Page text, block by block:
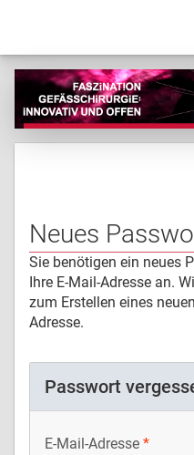
Neues
Sie benötigen ein neues
Ihre E-Mail-Adresse an.
zum Erstellen eines
Adresse.
Passwort
E-Mail-Adresse